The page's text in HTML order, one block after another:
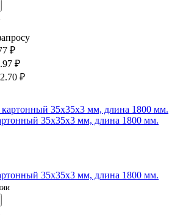
₽
₽
₽
35х35х3 мм, длина 1800 мм.
35х35х3 мм, длина 1800 мм.